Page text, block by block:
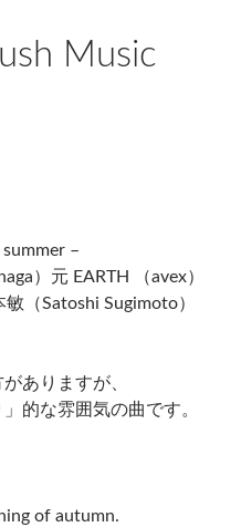
Music
–
）元 EARTH （avex）
（Satoshi Sugimoto）
ありますが、
的な雰囲気の曲です。
of autumn.